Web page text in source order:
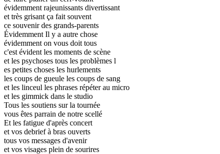
évidemment rajeunissants divertissant
et très grisant ça fait souvent
ce souvenir des grands-parents
Évidemment Il y a autre chose
évidemment on vous doit tous
c'est évident les moments de scène
et les psychoses tous les problèmes l
es petites choses les hurlements
les coups de gueule les coups de sang
et les linceul les phrases répéter au micro
et les gimmick dans le studio
Tous les soutiens sur la tournée
vous êtes parrain de notre scellé
Et les fatigue d'après concert
et vos debrief à bras ouverts
tous vos messages d'avenir
et vos visages plein de sourires